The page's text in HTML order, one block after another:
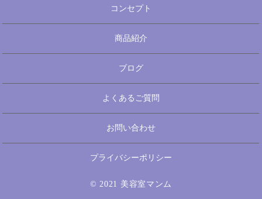
コンセプト
商品紹介
ブログ
よくあるご質問
お問い合わせ
プライバシーポリシー
© 2021 美容室マンム